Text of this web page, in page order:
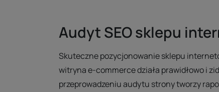
Audyt SEO sklepu
Skuteczne pozycjonowanie sklepu
witryna e-commerce działa prawidłowo i
przeprowadzeniu audytu strony tworzy